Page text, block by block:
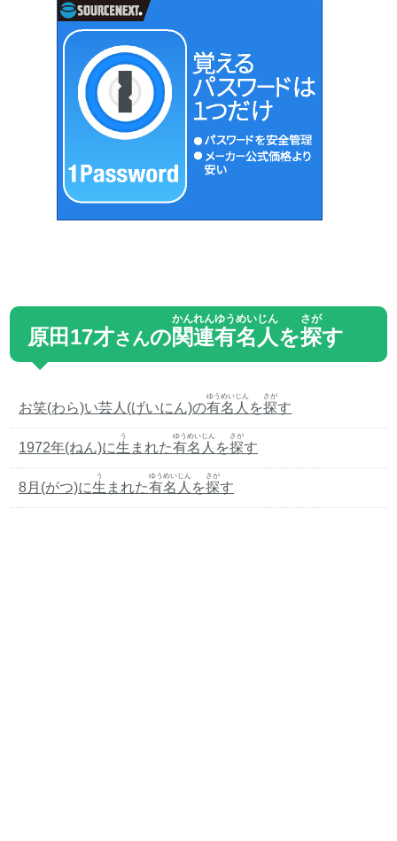
原田17才さんの関連
かんれん
有名人
ゆうめいじん
を探
さが
す
お笑(わら)い芸人(げいにん)の有名人
ゆうめいじん
を探
さが
す
1972年(ねん)に生
う
まれた有名人
ゆうめいじん
を探
さが
す
8月(がつ)に生
う
まれた有名人
ゆうめいじん
を探
さが
す